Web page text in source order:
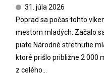
31. júla 2026
Poprad sa počas tohto
mestom mladých. Začalo
piate Národné stretnutie
ktoré prišlo približne 2 000
z celého...